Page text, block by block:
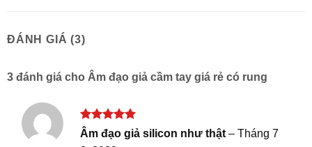
ĐÁNH GIÁ (3)
3 đánh giá cho Âm đạo giả cầm tay giá rẻ có rung
Được xếp
5
Âm đạo giả silicon như thật – Tháng 7